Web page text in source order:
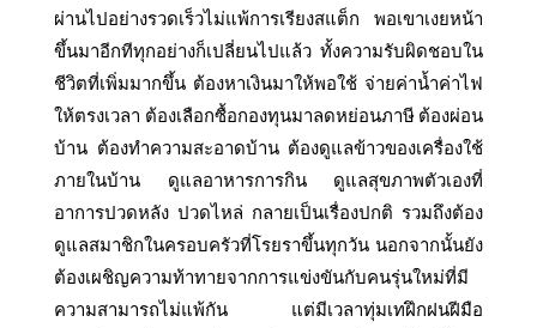
ผ่านไปอย่างรวดเร็วไม่แพ้การเรียงสแต็ก พอเขาเงยหน้า
ขึ้นมาอีกทีทุกอย่างก็เปลี่ยนไปแล้ว ทั้งความรับผิดชอบใน
ชีวิตที่เพิ่มมากขึ้น ต้องหาเงินมาให้พอใช้ จ่ายค่าน้ำค่าไฟ
ให้ตรงเวลา ต้องเลือกซื้อกองทุนมาลดหย่อนภาษี ต้องผ่อน
บ้าน ต้องทำความสะอาดบ้าน ต้องดูแลข้าวของเครื่องใช้
ภายในบ้าน ดูแลอาหารการกิน ดูแลสุขภาพตัวเองที่
อาการปวดหลัง ปวดไหล่ กลายเป็นเรื่องปกติ รวมถึงต้อง
ดูแลสมาชิกในครอบครัวที่โรยราขึ้นทุกวัน นอกจากนั้นยัง
ต้องเผชิญความท้าทายจากการแข่งขันกับคนรุ่นใหม่ที่มี
ความสามารถไม่แพ้กัน แต่มีเวลาทุ่มเทฝึกฝนฝีมือ